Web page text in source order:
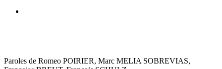
Paroles de Romeo POIRIER, Marc MELIA SOBREVIAS,